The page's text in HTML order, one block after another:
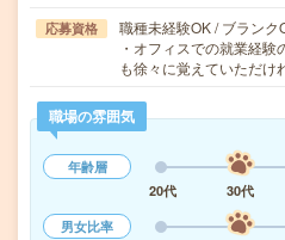
応募資格
職種未経験OK / ブランク
・オフィスでの就業経
も徐々に覚えていただ
職場の雰囲気
年齢層
20代
30代
男女比率